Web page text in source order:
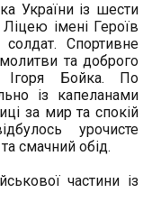
України із шести
імені Героїв
Спортивне
та доброго
Ігоря Бойка. По
із капеланами
за мир та спокій
урочисте
смачний обід.
частини із